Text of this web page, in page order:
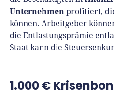
Unternehmen profitiert,
können. Arbeitgeber
die Entlastungsprämie
Staat kann die
1.000 €